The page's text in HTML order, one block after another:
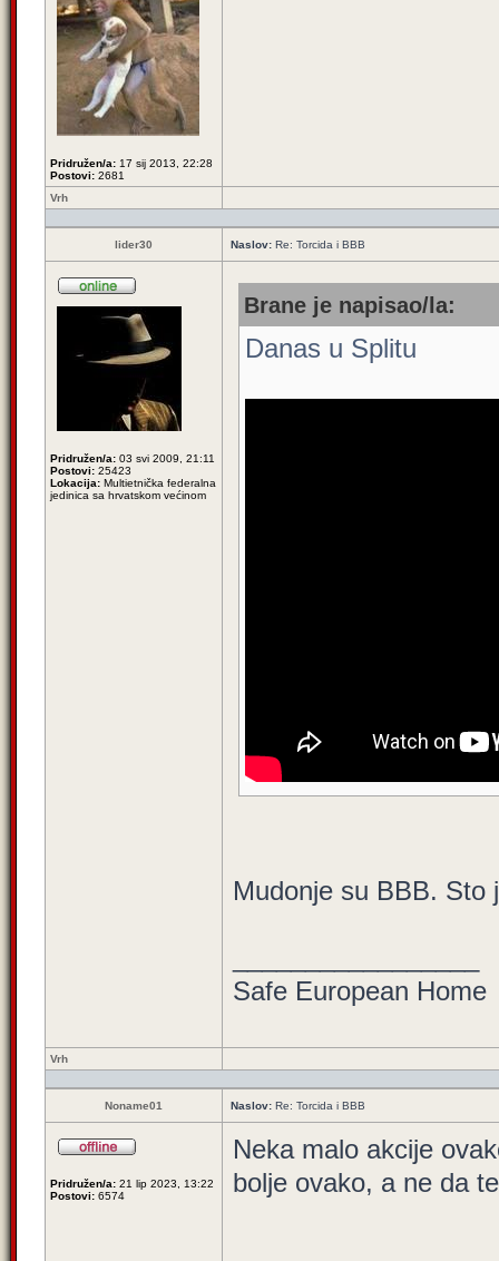
Pridružen/a: 17 sij 2013, 22:28
Postovi: 2681
Vrh
lider30 Naslov: Re: Torcida i BBB
Pridružen/a: 03 svi 2009, 21:11
Postovi: 25423
Lokacija: Multietnička federalna
jedinica sa hrvatskom većinom
Brane je napisao/la:
Danas u Splitu
Mudonje su BBB. Sto
Safe European Home
Vrh
Noname01 Naslov: Re: Torcida i BBB
Pridružen/a: 21 lip 2023, 13:22
Postovi: 6574
Neka malo akcije
bolje ovako, a ne da